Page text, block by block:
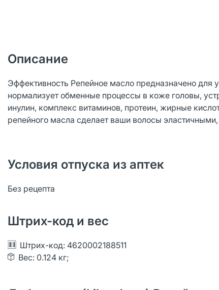
Описание
Эффективность Репейное масло предназначено для
нормализует обменные процессы в коже головы,
инулин, комплекс витаминов, протеин, жирные
репейного масла сделает ваши волосы
Условия отпуска из аптек
Без рецепта
Штрих-код и вес
Штрих-код: 4620002188511
Вес: 0.124 кг;